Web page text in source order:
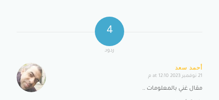
4
ردود
أحمد سعد
says:
21 نوفمبر 2023 at 12:10 م
مقال غني بالمعلومات ..